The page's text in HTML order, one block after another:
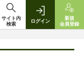
サイト内
検索
ログイン
新規
会員登録